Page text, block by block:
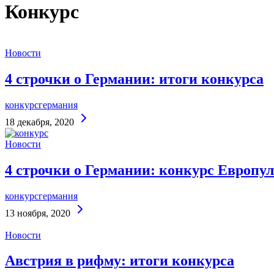
Конкурс
Новости
4 строчки о Германии: итоги конкурса
конкурсгермания
18 декабря, 2020
Новости
4 строчки о Германии: конкурс
конкурсгермания
13 ноября, 2020
Новости
Австрия в рифму: итоги конкурса